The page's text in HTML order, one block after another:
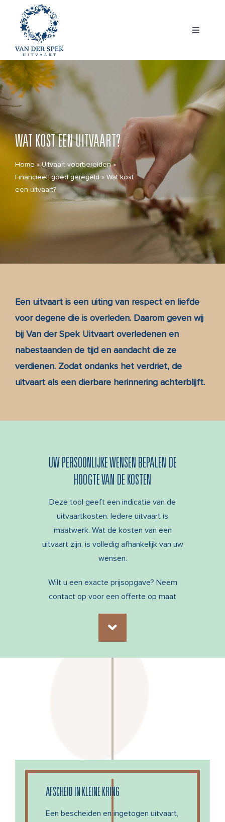
inhoud
Toggle
Home
Voorbereiden
Uitvaart regelen
Wat kost een uitvaart?
Inspiratie
WAT KOST EEN UITVAART?
Home » Uitvaart voorbereiden»
Financieel: goed geregeld » Wat kost
een uitvaart?
Een uitvaart is een uiting van respect en liefde
voor degene die is overleden. Daarom geven wij
bij Van der Spek Uitvaart overledenen en
nabestaanden de tijd en aandacht die ze
verdienen. Zodat ondanks het verdriet, de
uitvaart als een dierbare herinnering achterblijft.
UW PERSOONLIJKE WENSEN BEPALEN DE
HOOGTE VAN DE KOSTEN
Deze tool geeft een indicatie van de
uitvaartkosten. Iedere uitvaart is
maatwerk. Wat de kosten van een
uitvaart zijn, is volledig afhankelijk van uw
wensen.
Wilt u een exacte prijsopgave? Neem
contact op voor een offerte op maat
AFSCHEID IN KLEINE KRING
Een bescheiden en ingetogen uitvaart,